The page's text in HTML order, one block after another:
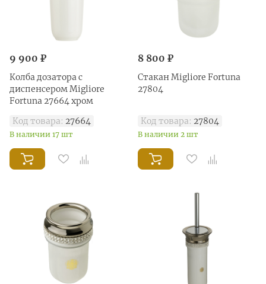
9 900 ₽
Колба дозатора с
диспенсером Migliore
Fortuna 27664 хром
Код товара: 27664
В наличии 17 шт
8 800 ₽
Стакан Migliore Fortuna
27804
Код товара: 27804
В наличии 2 шт